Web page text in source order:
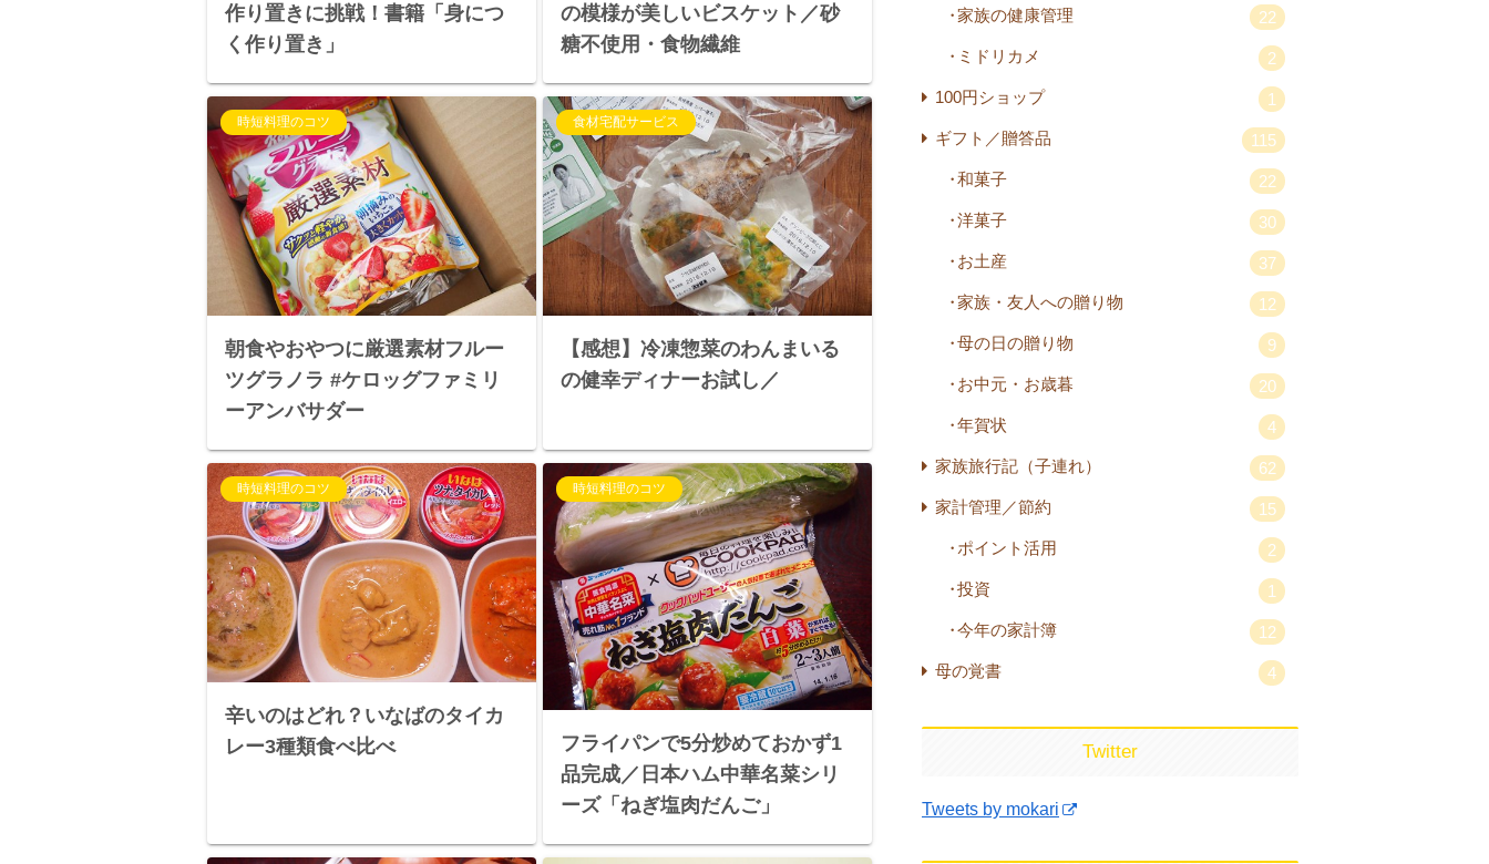
作り置きに挑戦！書籍「身につ
く作り置き」
の模様が美しいビスケット／砂
糖不使用・食物繊維
時短料理のコツ
朝食やおやつに厳選素材フルー
ツグラノラ #ケロッグファミリ
ーアンバサダー
食材宅配サービス
【感想】冷凍惣菜のわんまいる
の健幸ディナーお試し／
時短料理のコツ
辛いのはどれ？いなばのタイカ
レー3種類食べ比べ
時短料理のコツ
フライパンで5分炒めておかず1
品完成／日本ハム中華名菜シリ
ーズ「ねぎ塩肉だんご」
家族の健康管理 22
ミドリカメ 2
100円ショップ 1
ギフト／贈答品 115
和菓子 22
洋菓子 30
お土産 37
家族・友人への贈り物 12
母の日の贈り物 9
お中元・お歳暮 20
年賀状 4
家族旅行記（子連れ） 62
家計管理／節約 15
ポイント活用 2
投資 1
今年の家計簿 12
母の覚書 4
Twitter
Tweets by mokari